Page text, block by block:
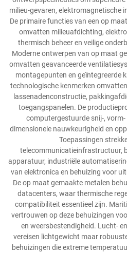
milieu-gevaren, elektromagnetische
De primaire functies van een op
omvatten milieuafdichting,
thermisch beheer en veilige
Moderne ontwerpen van op maat
omvatten geavanceerde
montagepunten en geïntegreerde
technologische kenmerken
lassenadenconstructie,
toegangspanelen. De
computergestuurde snij-,
dimensionele nauwkeurigheid en
Toepassingen
telecommunicatieinfrastructuur,
apparatuur, industriële
van elektronica en behuizing voor
De op maat gemaakte metalen
datacenters, waar thermische
compatibiliteit essentieel zijn.
vertrouwen op deze behuizingen
en weersbestendigheid. Lucht-
vereisen lichtgewicht maar
behuizingen die extreme